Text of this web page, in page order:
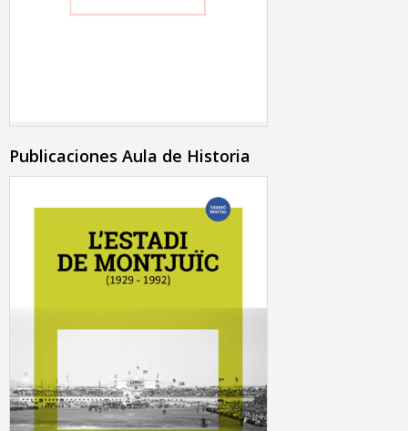
Publicaciones Aula de Historia